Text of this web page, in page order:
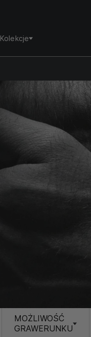
Kolekcje
MOŻLIWOŚĆ
GRAWERUNKU